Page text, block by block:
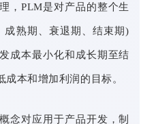
，PLM是对产品的整个生
熟期、衰退期、结束期)
成本最小化和成长期至结
本和增加利润的目标。
念对应用于产品开发，制